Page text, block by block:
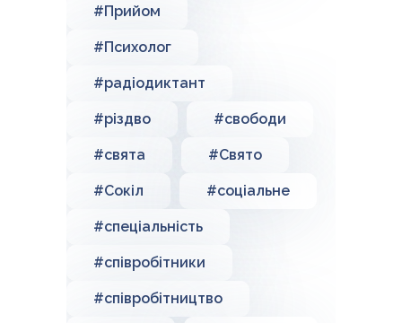
#Прийом
#Психолог
#радіодиктант
#різдво #свободи
#свята #Свято
#Сокіл #соціальне
#спеціальність
#співробітники
#співробітництво